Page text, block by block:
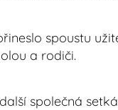
spoustu
a rodiči.
společná